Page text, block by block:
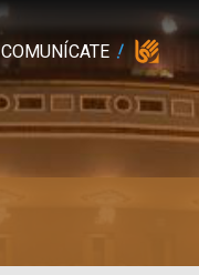
COMUNÍCATE